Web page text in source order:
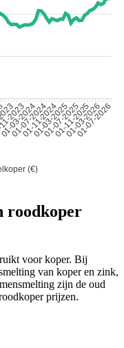
2023
03-2024
01-07-2024
01-11-2024
01-03-2025
01-07-2025
01-11-2025
01-03-2026
01-07-2026
(€)
roodkoper
voor koper. Bij
van koper en zink,
zijn de oud
prijzen.